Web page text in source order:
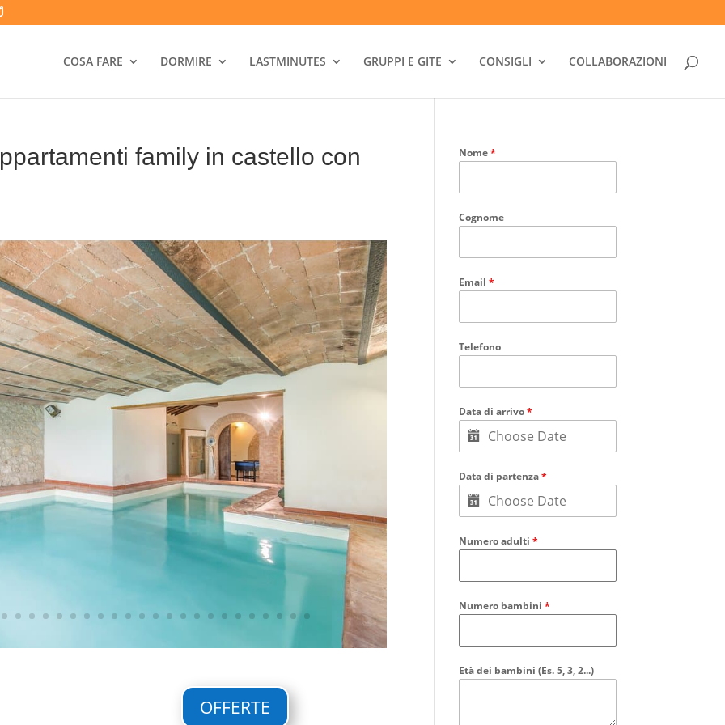
COSA FARE DORMIRE LASTMINUTES GRUPPI E GITE CONSIGLI COLLABORAZIONI
family in castello con
OFFERTE
Nome*
Cognome
Email*
Telefono
Data di arrivo*
Data di partenza*
Numero adulti*
Numero bambini*
Età dei bambini (Es. 5, 3, 2...)